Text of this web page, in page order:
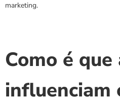
marketing.
Como é que
influenciam